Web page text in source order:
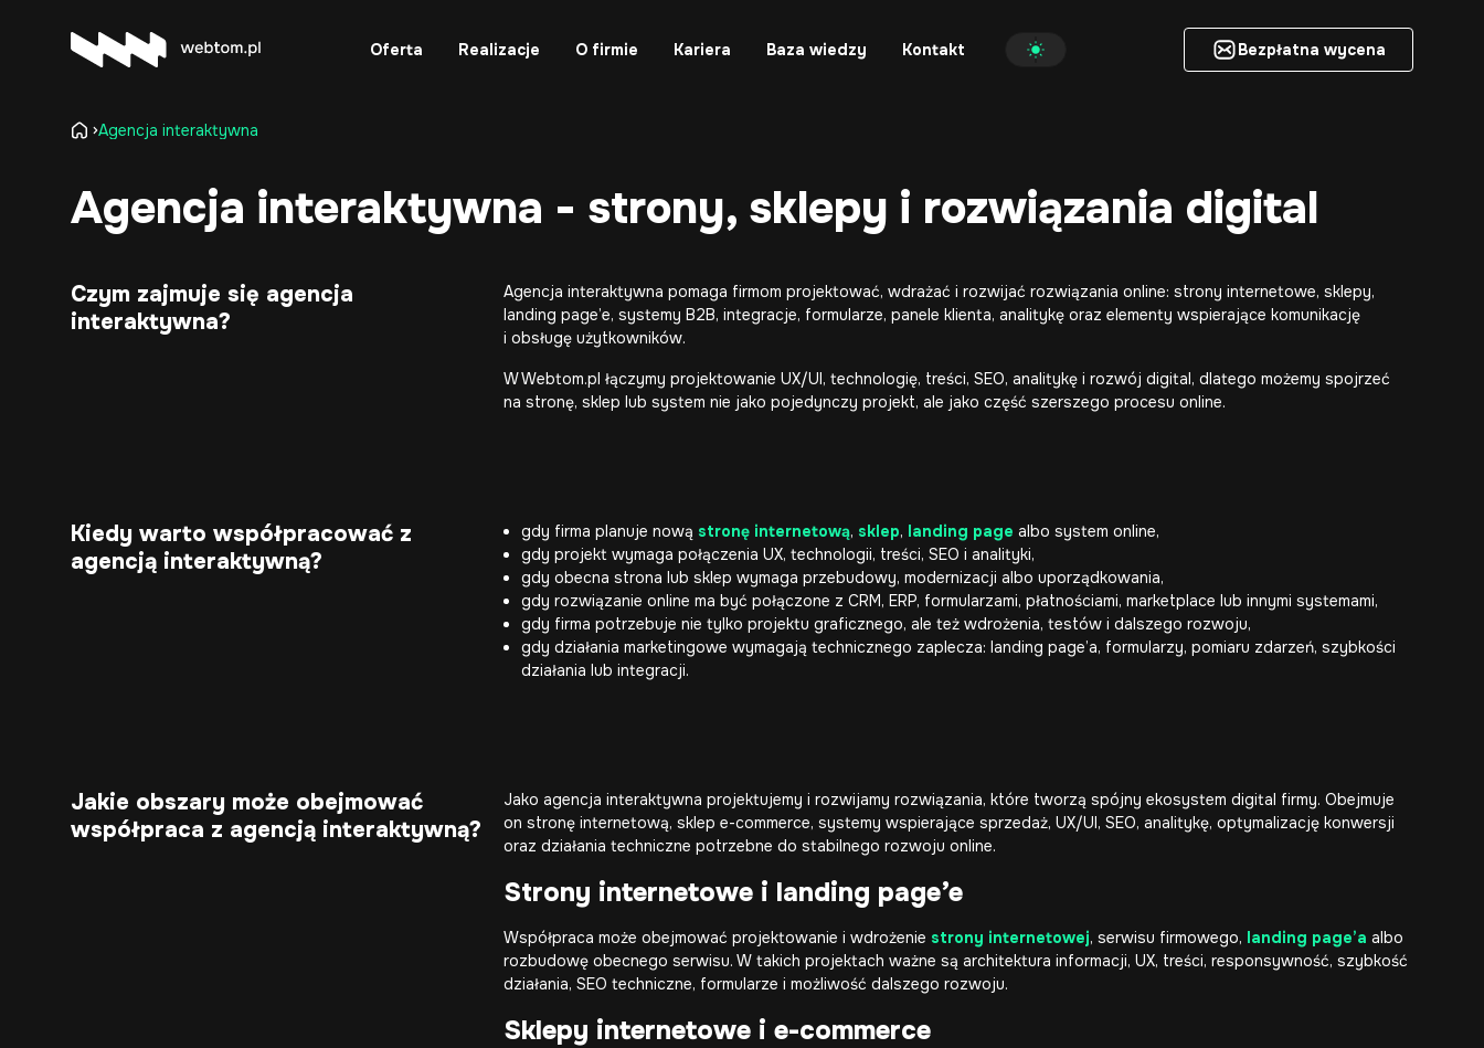
Oferta Realizacje O firmie Kariera Baza wiedzy Kontakt Bezpłatna wycena
Agencja interaktywna
Agencja interaktywna - strony, sklepy i rozwiązania digital
Czym zajmuje się agencja
interaktywna?
Agencja interaktywna pomaga firmom projektować, wdrażać i rozwijać rozwiązania online: strony internetowe, sklepy,
landing page’e, systemy B2B, integracje, formularze, panele klienta, analitykę oraz elementy wspierające komunikację
i obsługę użytkowników.
W Webtom.pl łączymy projektowanie UX/UI, technologię, treści, SEO, analitykę i rozwój digital, dlatego możemy spojrzeć
na stronę, sklep lub system nie jako pojedynczy projekt, ale jako część szerszego procesu online.
Kiedy warto współpracować z
agencją interaktywną?
gdy firma planuje nową stronę internetową, sklep, landing page albo system online,
gdy projekt wymaga połączenia UX, technologii, treści, SEO i analityki,
gdy obecna strona lub sklep wymaga przebudowy, modernizacji albo uporządkowania,
gdy rozwiązanie online ma być połączone z CRM, ERP, formularzami, płatnościami, marketplace lub innymi systemami,
gdy firma potrzebuje nie tylko projektu graficznego, ale też wdrożenia, testów i dalszego rozwoju,
gdy działania marketingowe wymagają technicznego zaplecza: landing page’a, formularzy, pomiaru zdarzeń, szybkości
działania lub integracji.
Jakie obszary może obejmować
współpraca z agencją interaktywną?
Jako agencja interaktywna projektujemy i rozwijamy rozwiązania, które tworzą spójny ekosystem digital firmy. Obejmuje
on stronę internetową, sklep e-commerce, systemy wspierające sprzedaż, UX/UI, SEO, analitykę, optymalizację konwersji
oraz działania techniczne potrzebne do stabilnego rozwoju online.
Strony internetowe i landing page’e
Współpraca może obejmować projektowanie i wdrożenie strony internetowej, serwisu firmowego, landing page’a albo
rozbudowę obecnego serwisu. W takich projektach ważne są architektura informacji, UX, treści, responsywność, szybkość
działania, SEO techniczne, formularze i możliwość dalszego rozwoju.
Sklepy internetowe i e-commerce